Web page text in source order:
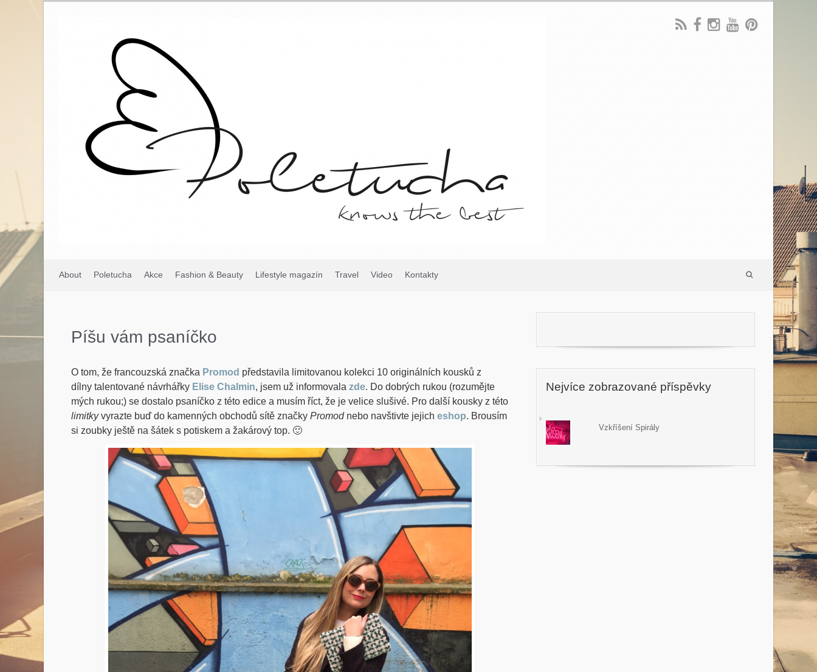
About Poletucha Akce Fashion & Beauty Lifestyle magazín Travel Video Kontakty
Píšu vám psaníčko
O tom, že francouzská značka Promod představila limitovanou kolekci 10 originálních kousků z
dílny talentované návrhářky Elise Chalmin, jsem už informovala zde. Do dobrých rukou (rozumějte
mých rukou;) se dostalo psaníčko z této edice a musím říct, že je velice slušivé. Pro další kousky z této
limitkyvyrazte buď do kamenných obchodů sítě značky Promodnebo navštivte jejich eshop. Brousím
si zoubky ještě na šátek s potiskem a žakárový top. 🙂
Nejvíce zobrazované příspěvky
Vzkříšení Spirály